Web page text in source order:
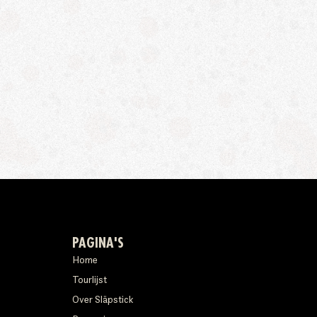
PAGINA'S
Home
Tourlijst
Over Släpstick